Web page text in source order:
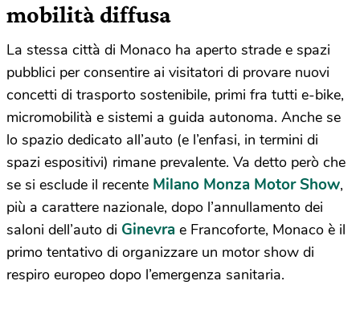
mobilità diffusa
La stessa città di Monaco ha aperto strade e spazi
pubblici per consentire ai visitatori di provare nuovi
concetti di trasporto sostenibile, primi fra tutti e-bike,
micromobilità e sistemi a guida autonoma. Anche se
lo spazio dedicato all’auto (e l’enfasi, in termini di
spazi espositivi) rimane prevalente. Va detto però che
se si esclude il recente Milano Monza Motor Show,
più a carattere nazionale, dopo l’annullamento dei
saloni dell’auto di Ginevra e Francoforte, Monaco è il
primo tentativo di organizzare un motor show di
respiro europeo dopo l’emergenza sanitaria.